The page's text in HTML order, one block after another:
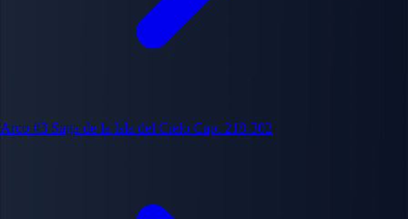
Arco #3 Saga de la Isla del Cielo Cap. 218-302